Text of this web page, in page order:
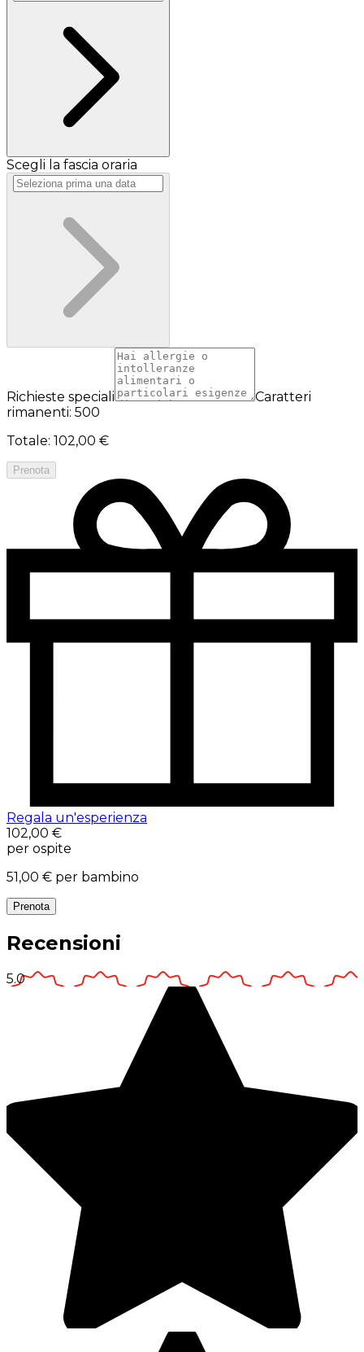
Scegli la fascia oraria
Richieste speciali
Caratteri
rimanenti: 500
Totale: 102,00 €
Prenota
Regala un'esperienza
102,00 €
per ospite
51,00 € per bambino
Prenota
Recensioni
5.0